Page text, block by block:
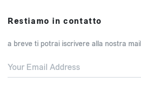
Restiamo in contatto
a breve ti potrai iscrivere alla nostra